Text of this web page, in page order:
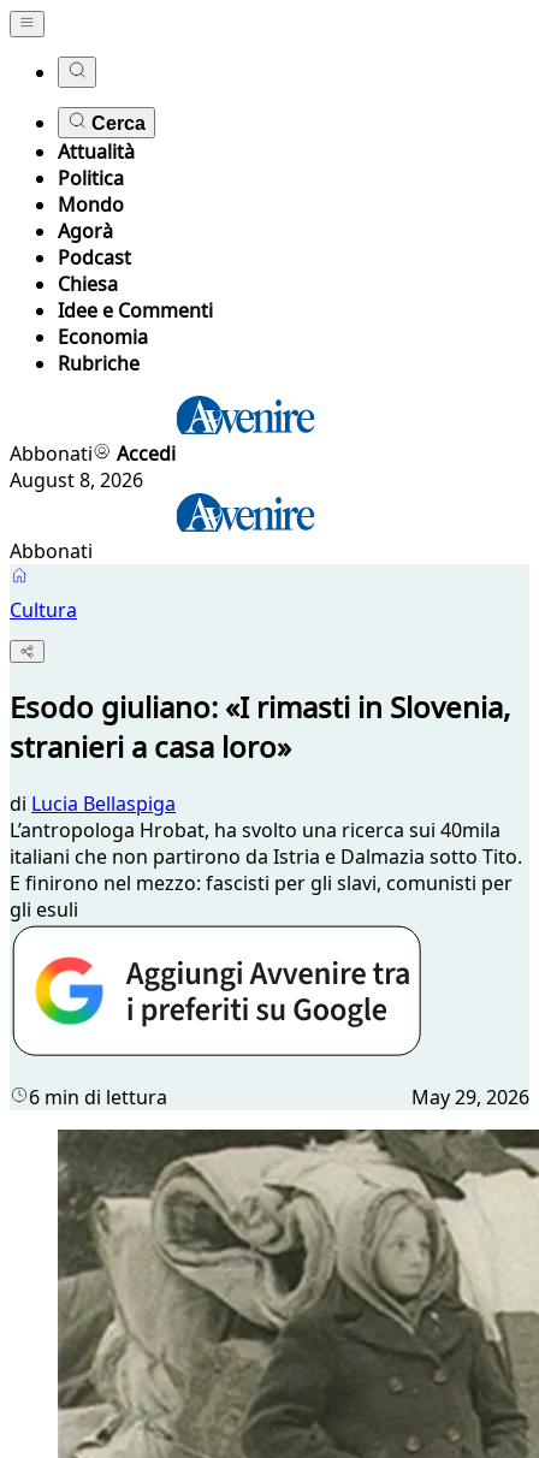
Cerca
Attualità
Politica
Mondo
Agorà
Podcast
Chiesa
Idee e Commenti
Economia
Rubriche
Abbonati
Accedi
August 8, 2026
Abbonati
Cultura
Esodo giuliano: «I rimasti in Slovenia,
stranieri a casa loro»
di Lucia Bellaspiga
L’antropologa Hrobat, ha svolto una ricerca sui 40mila
italiani che non partirono da Istria e Dalmazia sotto Tito.
E finirono nel mezzo: fascisti per gli slavi, comunisti per
gli esuli
6 min di lettura May 29, 2026